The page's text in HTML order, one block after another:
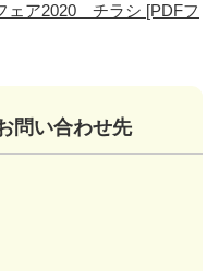
ェア2020 チラシ [PDFフ
問い合わせ先